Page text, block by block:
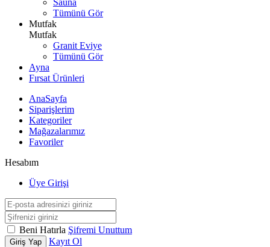
Sauna
Tümünü Gör
Mutfak
Mutfak
Granit Eviye
Tümünü Gör
Ayna
Fırsat Ürünleri
AnaSayfa
Siparişlerim
Kategoriler
Mağazalarımız
Favoriler
Hesabım
Üye Girişi
Beni Hatırla Şifremi Unuttum
Giriş Yap
Kayıt Ol